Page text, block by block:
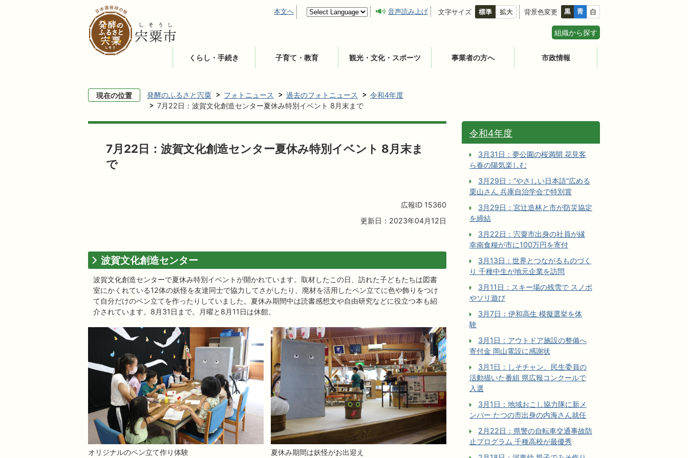
本文へ 音声読み上げ 文字サイズ 背景色変更
組織から探す
くらし・手続き 子育て・教育 観光・文化・スポーツ 事業者の方へ 市政情報
現在の位置 発酵のふるさと宍粟 フォトニュース 過去のフォトニュース
令和4年度
7月22日：波賀文化創造センター夏休み特別イベント 8月末まで
7月22日：波賀文化創造センター夏休み特別イベント 8月末ま
で
広報ID 15360
更新日：2023年04月12日
波賀文化創造センター
波賀文化創造センターで夏休み特別イベントが開かれています。取材したこの日、訪れた子どもたちは図書
室にかくれている12体の妖怪を友達同士で協力してさがしたり、廃材を活用したペン立てに色や飾りをつけ
て自分だけのペン立てを作ったりしていました。夏休み期間中は読書感想文や自由研究などに役立つ本も紹
介されています。8月31日まで。月曜と8月11日は休館。
オリジナルのペン立て作り体験 夏休み期間は妖怪がお出迎え
令和4年度
3月31日：夢公園の桜満開 花見客
ら春の陽気楽しむ
3月29日：“やさしい日本語”広める
栗山さん 兵庫自治学会で特別賞
3月29日：宮辻󠄀造林と市が防災協定
を締結
3月22日：宍粟市出身の社員が縁
幸南食糧が市に100万円を寄付
3月13日：世界とつながるものづく
り 千種中生が地元企業を訪問
3月11日：スキー場の残雪で スノボ
やソリ遊び
3月7日：伊和高生 模擬選挙を体
験
3月1日：アウトドア施設の整備へ
寄付金 岡山電設に感謝状
3月1日：しそチャン、民生委員の
活動描いた番組 県広報コンクールで
入選
3月1日：地域おこし協力隊に新メ
ンバー たつの市出身の内海さん就任
2月22日：県警の自転車交通事故防
止プログラム 千種高校が最優秀